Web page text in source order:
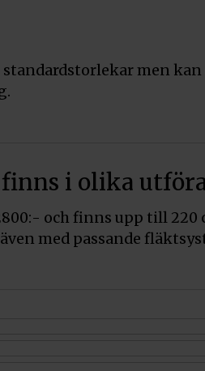
men kan
i olika
och finns upp till 220
med passande